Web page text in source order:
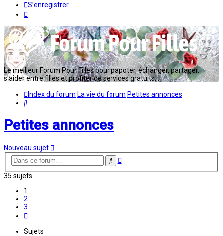
S’enregistrer
Le meilleur Forum Pour Filles pour papoter, échanger, partager,
s'aider entre filles et profiter de services gratuits...
Index du forum La vie du forum Petites annonces
Rechercher
Petites annonces
Nouveau sujet
Rechercher
Recherche
35 sujets
1
2
3
Sujets